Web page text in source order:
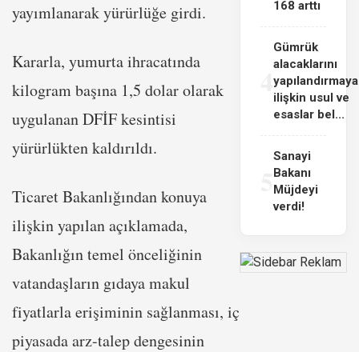
yayımlanarak yürürlüğe girdi.
Kararla, yumurta ihracatında
kilogram başına 1,5 dolar olarak
uygulanan DFİF kesintisi
yürürlükten kaldırıldı.
Ticaret Bakanlığından konuya
ilişkin yapılan açıklamada,
Bakanlığın temel önceliğinin
vatandaşların gıdaya makul
fiyatlarla erişiminin sağlanması, iç
piyasada arz-talep dengesinin
168 arttı
4
Gümrük
alacaklarını
yapılandırmaya
ilişkin usul ve
esaslar bel...
Sanayi
Bakanı
Müjdeyi
verdi!